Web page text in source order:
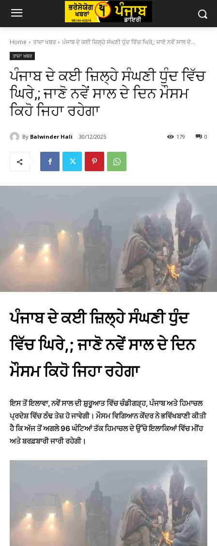
Home ਤਾਜ਼ਾ ਖਬਰ ਪੰਜਾਬ ਦੇ ਕਈ ਜ਼ਿਲ੍ਹੇ ਸੰਘਣੀ ਧੁੰਦ ਵਿੱਚ ਘਿਰੇ,; ਜਾਣੋ ਨਵੇਂ ਸਾਲ ਦੇ...
ਤਾਜ਼ਾ ਖਬਰ
ਪੰਜਾਬ ਦੇ ਕਈ ਜ਼ਿਲ੍ਹੇ ਸੰਘਣੀ ਧੁੰਦ ਵਿੱਚ
ਘਿਰੇ,; ਜਾਣੋ ਨਵੇਂ ਸਾਲ ਦੇ ਦਿਨ ਮੌਸਮ
ਕਿਹੋ ਜਿਹਾ ਰਹੇਗਾ
By Balwinder Hali 30/12/2025 0
179
ਪੰਜਾਬ ਦੇ ਕਈ ਜ਼ਿਲ੍ਹੇ ਸੰਘਣੀ ਧੁੰਦ
ਵਿੱਚ ਘਿਰੇ,; ਜਾਣੋ ਨਵੇਂ ਸਾਲ ਦੇ ਦਿਨ
ਮੌਸਮ ਕਿਹੋ ਜਿਹਾ ਰਹੇਗਾ
ਇਸ ਤੋਂ ਇਲਾਵਾ, ਨਵੇਂ ਸਾਲ ਦੀ ਸ਼ੁਰੂਆਤ ਵਿੱਚ ਚੰਡੀਗੜ੍ਹ, ਪੰਜਾਬ ਅਤੇ ਹਿਮਾਚਲ
ਪ੍ਰਦੇਸ਼ ਵਿੱਚ ਠੰਢ ਤੇਜ਼ ਹੋ ਜਾਵੇਗੀ। ਮੌਸਮ ਵਿਗਿਆਨ ਕੇਂਦਰ ਨੇ ਭਵਿੱਖਬਾਣੀ ਕੀਤੀ
ਹੈ ਕਿ ਅੱਜ ਤੋਂ ਅਗਲੇ 96 ਘੰਟਿਆਂ ਤੱਕ ਹਿਮਾਚਲ ਦੇ ਉੱਚੇ ਇਲਾਕਿਆਂ ਵਿੱਚ ਮੀਂਹ
ਅਤੇ ਬਰਫ਼ਬਾਰੀ ਜਾਰੀ ਰਹੇਗੀ।